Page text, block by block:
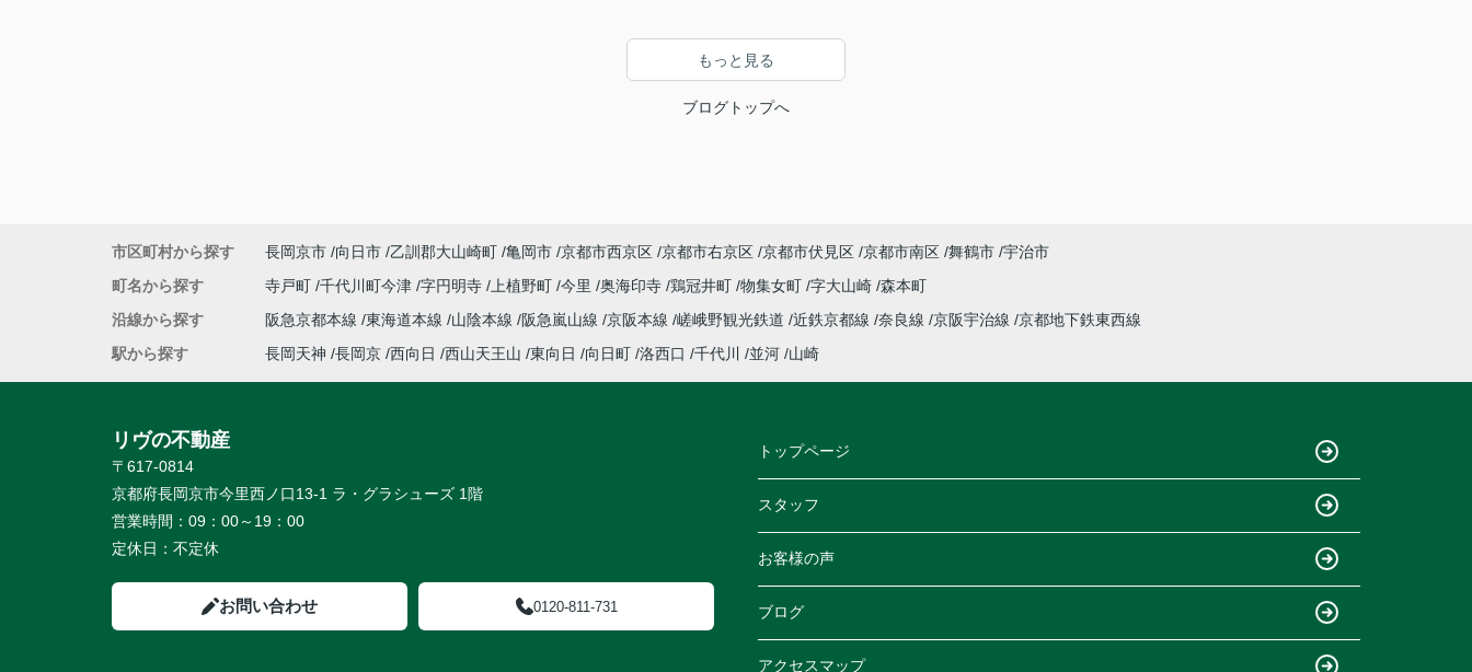
もっと見る
ブログトップへ
市区町村から探す 長岡京市 向日市 乙訓郡大山崎町 亀岡市 京都市西京区 京都市右京区 京都市伏見区 京都市南区 舞鶴市 宇治市
町名から探す
寺戸町 千代川町今津 字円明寺 上植野町 今里 奥海印寺 鶏冠井町 物集女町 字大山崎 森本町
沿線から探す
阪急京都本線 東海道本線 山陰本線 阪急嵐山線 京阪本線 嵯峨野観光鉄道 近鉄京都線 奈良線 京阪宇治線 京都地下鉄東西線
駅から探す
長岡天神 長岡京 西向日 西山天王山 東向日 向日町 洛西口 千代川 並河 山崎
リヴの不動産
〒617-0814
京都府長岡京市今里西ノ口13-1 ラ・グラシューズ 1階
営業時間： 09：00～19：00
定休日： 不定休
お問い合わせ 0120-811-731
トップページ
スタッフ
お客様の声
ブログ
アクセスマップ